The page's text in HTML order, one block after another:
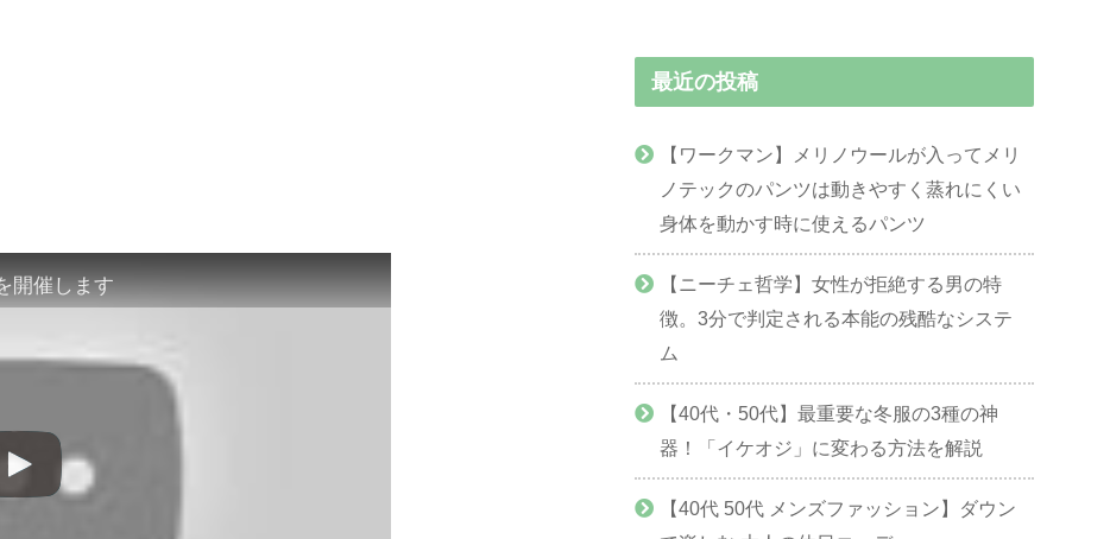
開催します
最近の投稿
【ワークマン】メリノウールが入ってメリ
ノテックのパンツは動きやすく蒸れにくい
身体を動かす時に使えるパンツ
【ニーチェ哲学】女性が拒絶する男の特
徴。3分で判定される本能の残酷なシステ
ム
【40代・50代】最重要な冬服の3種の神
器！「イケオジ」に変わる方法を解説
【40代 50代 メンズファッション】ダウン